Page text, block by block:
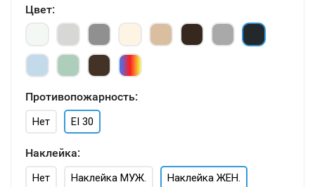
Цвет:
Противопожарность:
Нет EI 30
Наклейка:
Нет Наклейка МУЖ. Наклейка ЖЕН.